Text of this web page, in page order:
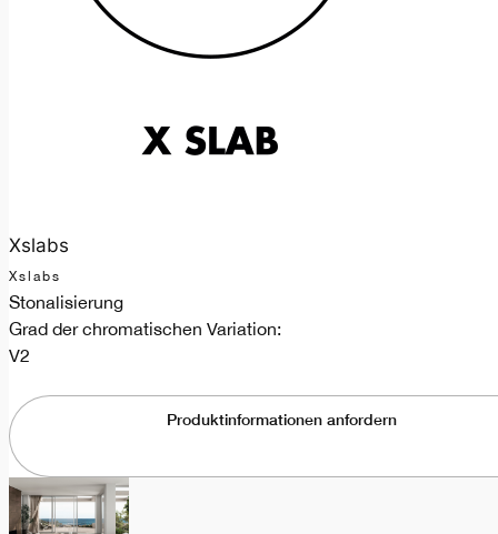
Xslabs
Xslabs
Stonalisierung
Grad der chromatischen Variation:
V2
Produktinformationen anfordern